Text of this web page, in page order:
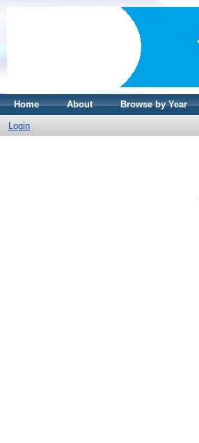
Home About Browse by Year
Login